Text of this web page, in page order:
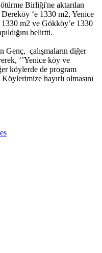
Birliği'ne aktarılan
‘e 1330 m2, Yenice
m2 ve Gökköy’e 1330
belirtti.
Genç, çalışmaların diğer
‘’Yenice köy ve
köylerde de program
hayırlı olmasını